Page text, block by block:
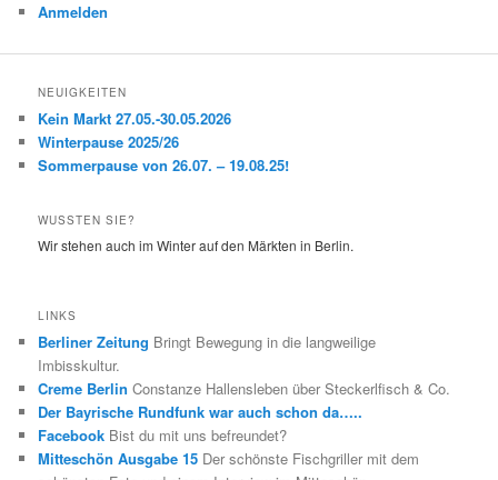
Anmelden
NEUIGKEITEN
Kein Markt 27.05.-30.05.2026
Winterpause 2025/26
Sommerpause von 26.07. – 19.08.25!
WUSSTEN SIE?
Wir stehen auch im Winter auf den Märkten in Berlin.
LINKS
Berliner Zeitung Bringt Bewegung in die langweilige
Imbisskultur.
Creme Berlin Constanze Hallensleben über Steckerlfisch & Co.
Der Bayrische Rundfunk war auch schon da…..
Facebook Bist du mit uns befreundet?
Mitteschön Ausgabe 15 Der schönste Fischgriller mit dem